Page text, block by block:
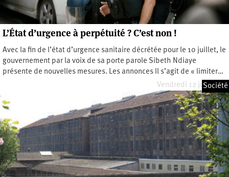
L’État d’urgence à perpétuité ? C’est non !
Avec la fin de l’état d’urgence sanitaire décrétée pour le 10 juillet, le
gouvernement par la voix de sa porte parole Sibeth Ndiaye
présente de nouvelles mesures. Les annonces Il s’agit de « limiter…
Vendredi 12 juin 2020
Société